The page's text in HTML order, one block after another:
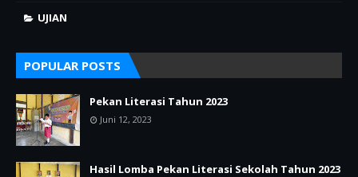
UJIAN
POPULAR POSTS
Pekan Literasi Tahun 2023
Juni 12, 2023
Hasil Lomba Pekan Literasi Sekolah Tahun 2023